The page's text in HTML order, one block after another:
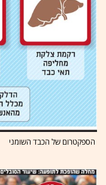
הספקטרום של הכבד השומני